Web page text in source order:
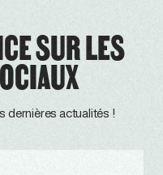
SUR LES
dernières actualités !